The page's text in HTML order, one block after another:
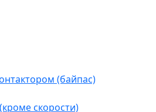
(байпас)
скорости)